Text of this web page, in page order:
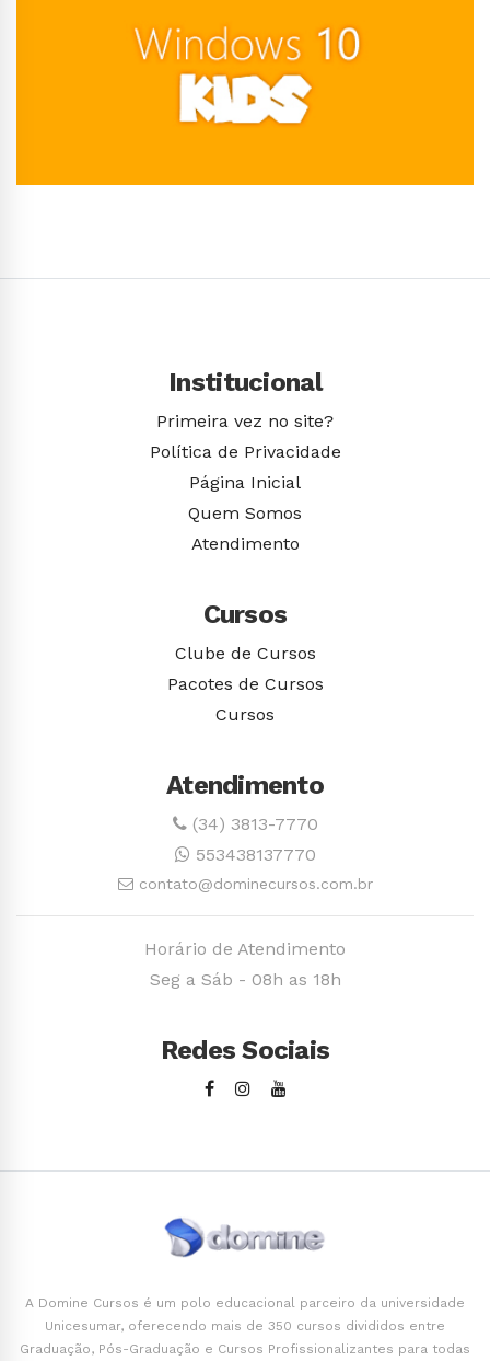
Institucional
Primeira vez no site?
Política de Privacidade
Página Inicial
Quem Somos
Atendimento
Cursos
Clube de Cursos
Pacotes de Cursos
Cursos
Atendimento
(34) 3813-7770
553438137770
contato@dominecursos.com.br
Horário de Atendimento
Seg a Sáb - 08h as 18h
Redes Sociais
A Domine Cursos é um polo educacional parceiro da universidade
Unicesumar, oferecendo mais de 350 cursos divididos entre
Graduação, Pós-Graduação e Cursos Profissionalizantes para todas